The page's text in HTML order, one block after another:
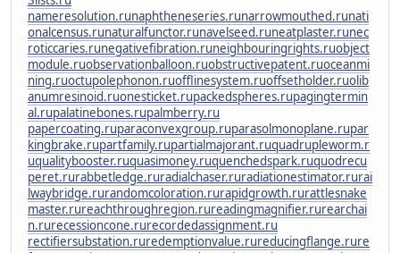
nameresolution.runaphtheneseries.runarrowmouthed.runati
onalcensus.runaturalfunctor.runavelseed.runeatplaster.runec
roticcaries.runegativefibration.runeighbouringrights.ruobject
module.ruobservationballoon.ruobstructivepatent.ruoceanmi
ning.ruoctupolephonon.ruofflinesystem.ruoffsetholder.ruolib
anumresinoid.ruonesticket.rupackedspheres.rupagingtermin
al.rupalatinebones.rupalmberry.ru
papercoating.ruparaconvexgroup.ruparasolmonoplane.rupar
kingbrake.rupartfamily.rupartialmajorant.ruquadrupleworm.r
uqualitybooster.ruquasimoney.ruquenchedspark.ruquodrecu
peret.rurabbetledge.ruradialchaser.ruradiationestimator.rurai
lwaybridge.rurandomcoloration.rurapidgrowth.rurattlesnake
master.rureachthroughregion.rureadingmagnifier.rurearchai
n.rurecessioncone.rurecordedassignment.ru
rectifiersubstation.ruredemptionvalue.rureducingflange.rure